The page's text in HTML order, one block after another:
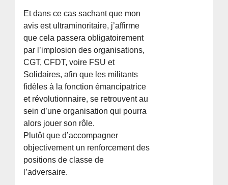
Et dans ce cas sachant que mon
avis est ultraminoritaire, j’affirme
que cela passera obligatoirement
par l’implosion des organisations,
CGT, CFDT, voire FSU et
Solidaires, afin que les militants
fidèles à la fonction émancipatrice
et révolutionnaire, se retrouvent au
sein d’une organisation qui pourra
alors jouer son rôle.
Plutôt que d’accompagner
objectivement un renforcement des
positions de classe de
l’adversaire.